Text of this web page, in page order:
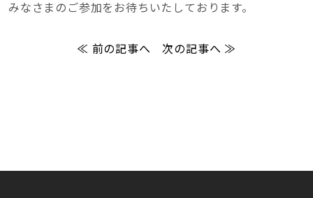
みなさまのご参加をお待ちいたしております。
≪ 前の記事へ 次の記事へ ≫